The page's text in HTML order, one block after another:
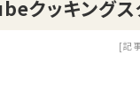
クッキングス
[記